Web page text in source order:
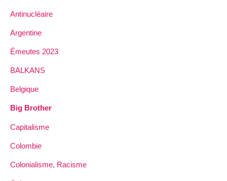
Antinucléaire
Argentine
Émeutes 2023
BALKANS
Belgique
Big Brother
Capitalisme
Colombie
Colonialisme, Racisme